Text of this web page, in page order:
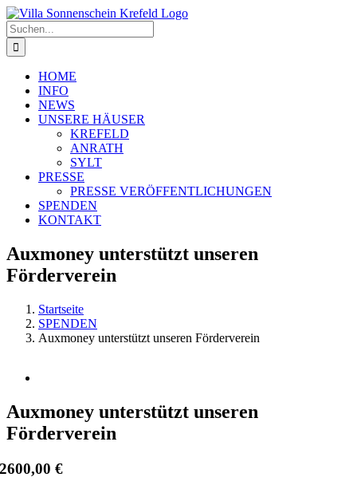
Zum
Inhalt
springen
Suche
nach:
HOME
INFO
NEWS
UNSERE HÄUSER
KREFELD
ANRATH
SYLT
PRESSE
PRESSE VERÖFFENTLICHUNGEN
SPENDEN
KONTAKT
Auxmoney unterstützt unseren
Förderverein
Startseite
SPENDEN
Auxmoney unterstützt unseren Förderverein
Auxmoney unterstützt unseren
Förderverein
2600,00 €